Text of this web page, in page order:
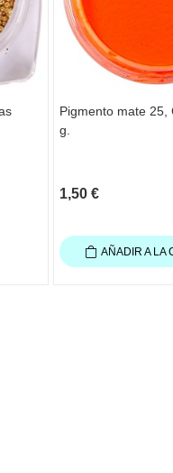
Pigmento mate 25,
g.
1,50 €
AÑADIR A LA